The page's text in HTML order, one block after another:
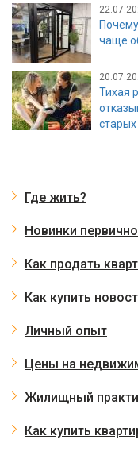
чаще
Тихая
Где жить?
Новинки
Как продать
Как купить
Личный опыт
Цены на
Жилищный
Как купить